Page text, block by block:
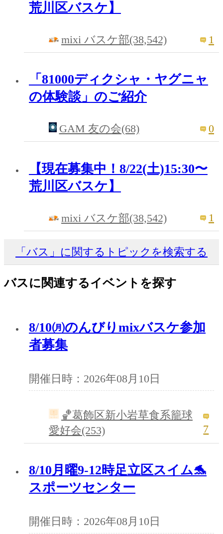
荒川区バスケ】
mixi バスケ部(38,542) 1
「81000ディクシャ・ヤグニャ
の体験談」のご紹介
GAM 友の会(68) 0
【現在募集中！8/22(土)15:30〜
荒川区バスケ】
mixi バスケ部(38,542) 1
「バス」に関するトピックを検索する
バスに関連するイベントを探す
8/10㈪のんびりmixバスケ参加
者募集
開催日時：2026年08月10日
🏀葛飾区新小岩草食系籠球
愛好会(253)
7
8/10月曜9-12時足立区スイム🐬
スポーツセンター
開催日時：2026年08月10日